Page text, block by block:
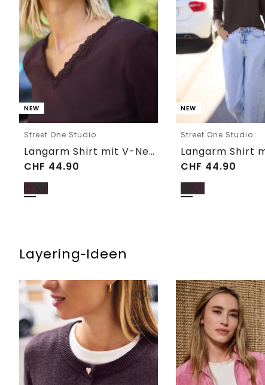
NEW
Street One Studio
Langarm Shirt mit V-Neck und Spitze
CHF 44.90
NEW
Street One Studio
CHF 44.90
Layering‑Ideen